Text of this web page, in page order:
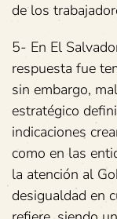
de los
5- En El
respuesta fue
sin embargo,
estratégico
indicaciones
como en las
la atención al
desigualdad en